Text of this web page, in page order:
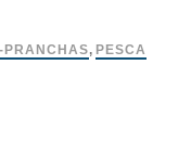
PRANCHAS, PESCA